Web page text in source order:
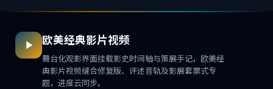
欧美经典影片视频
舞台化观影界面挂载影史时间轴与策展手记，欧美经
典影片视频缝合修复版、评述音轨及影展套票式专
题，进度云同步。